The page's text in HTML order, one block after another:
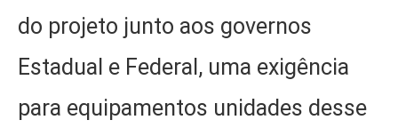
do projeto junto aos governos
Estadual e Federal, uma exigência
para equipamentos unidades desse